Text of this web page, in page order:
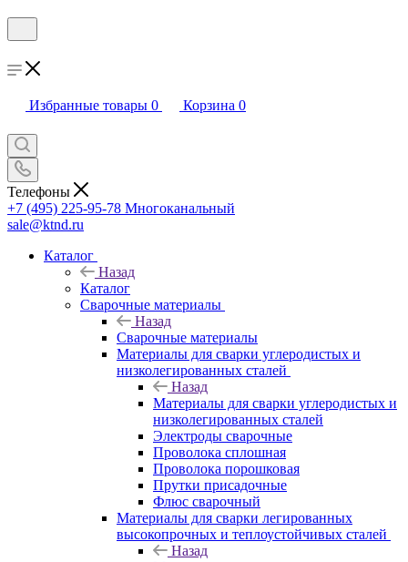
Избранные товары 0 Корзина 0
Телефоны
+7 (495) 225-95-78 Многоканальный
sale@ktnd.ru
Каталог
Назад
Каталог
Сварочные материалы
Назад
Сварочные материалы
Материалы для сварки углеродистых и
низколегированных сталей
Назад
Материалы для сварки углеродистых и
низколегированных сталей
Электроды сварочные
Проволока сплошная
Проволока порошковая
Прутки присадочные
Флюс сварочный
Материалы для сварки легированных
высокопрочных и теплоустойчивых сталей
Назад